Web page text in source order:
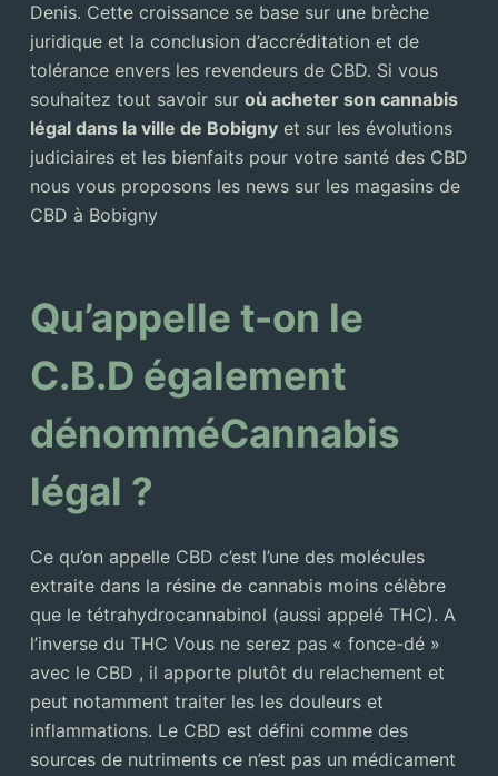
Denis. Cette croissance se base sur une brèche
juridique et la conclusion d’accréditation et de
tolérance envers les revendeurs de CBD. Si vous
souhaitez tout savoir sur où acheter son cannabis
légal dans la ville de Bobignyet sur les évolutions
judiciaires et les bienfaits pour votre santé des CBD
nous vous proposons les news sur les magasins de
CBD à Bobigny
Qu’appelle t-on le
C.B.D également
dénomméCannabis
légal ?
Ce qu’on appelle CBD c’est l’une des molécules
extraite dans la résine de cannabis moins célèbre
que le tétrahydrocannabinol (aussi appelé THC). A
l’inverse du THC Vous ne serez pas « fonce-dé »
avec le CBD , il apporte plutôt du relachement et
peut notamment traiter les les douleurs et
inflammations. Le CBD est défini comme des
sources de nutriments ce n’est pas un médicament